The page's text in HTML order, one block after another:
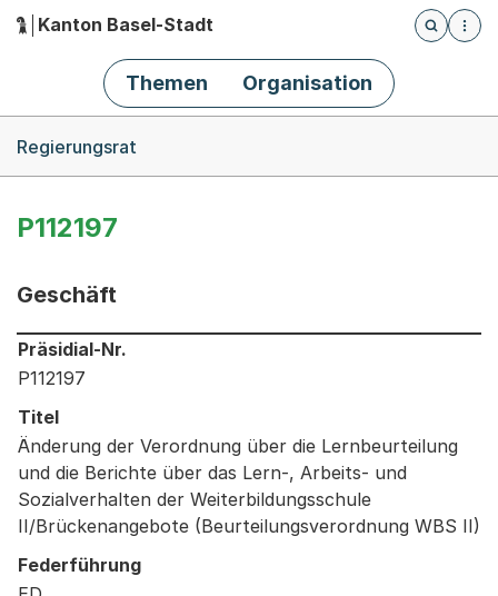
Hauptnavigation
Kanton Basel-Stadt
Öffnet
Themen Organisation
Regierungsrat
P112197
Geschäft
Informationen zum Ausgewählten Geschäft
Präsidial-Nr.
P112197
Titel
Änderung der Verordnung über die Lernbeurteilung
und die Berichte über das Lern-, Arbeits- und
Sozialverhalten der Weiterbildungsschule
II/Brückenangebote (Beurteilungsverordnung WBS II)
Federführung